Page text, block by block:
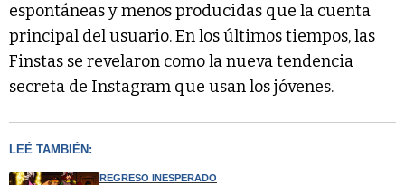
espontáneas y menos producidas que la cuenta
principal del usuario. En los últimos tiempos, las
Finstas se revelaron como la nueva tendencia
secreta de Instagram que usan los jóvenes.
LEÉ TAMBIÉN:
REGRESO INESPERADO